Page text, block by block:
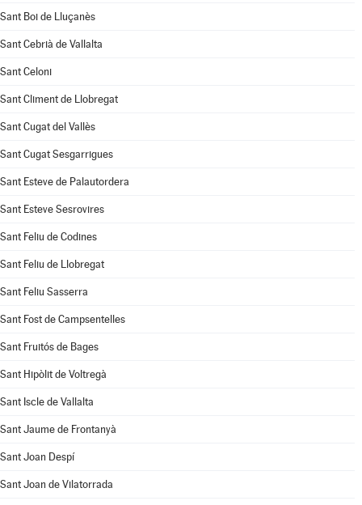
Sant Boi de Lluçanès
Sant Cebrià de Vallalta
Sant Celoni
Sant Climent de Llobregat
Sant Cugat del Vallès
Sant Cugat Sesgarrigues
Sant Esteve de Palautordera
Sant Esteve Sesrovires
Sant Feliu de Codines
Sant Feliu de Llobregat
Sant Feliu Sasserra
Sant Fost de Campsentelles
Sant Fruitós de Bages
Sant Hipòlit de Voltregà
Sant Iscle de Vallalta
Sant Jaume de Frontanyà
Sant Joan Despí
Sant Joan de Vilatorrada